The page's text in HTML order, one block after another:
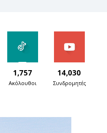
1,757
Ακόλουθοι
14,030
Συνδρομητές